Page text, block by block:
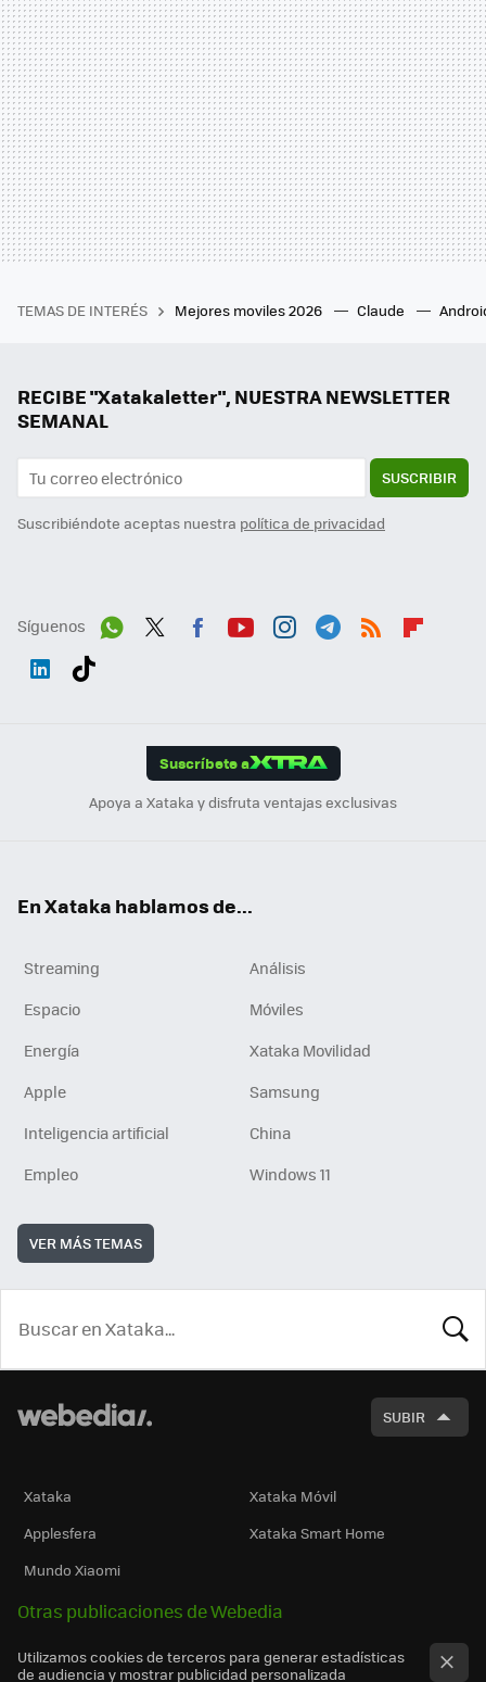
TEMAS DE INTERÉS Mejores moviles 2026 Claude
RECIBE "Xatakaletter", NUESTRA NEWSLETTER
SEMANAL
SUSCRIBIR
Suscribiéndote aceptas nuestra política de privacidad
Síguenos
Suscríbete a
Apoya a Xataka y disfruta ventajas exclusivas
En Xataka hablamos de...
Streaming
Análisis
Espacio
Móviles
Energía
Xataka Movilidad
Apple
Samsung
Inteligencia artificial
China
Empleo
Windows 11
VER MÁS TEMAS
SUBIR
Xataka
Xataka Móvil
Applesfera
Xataka Smart Home
Mundo Xiaomi
Otras publicaciones de Webedia
Utilizamos cookies de terceros para generar estadísticas
de audiencia y mostrar publicidad personalizada